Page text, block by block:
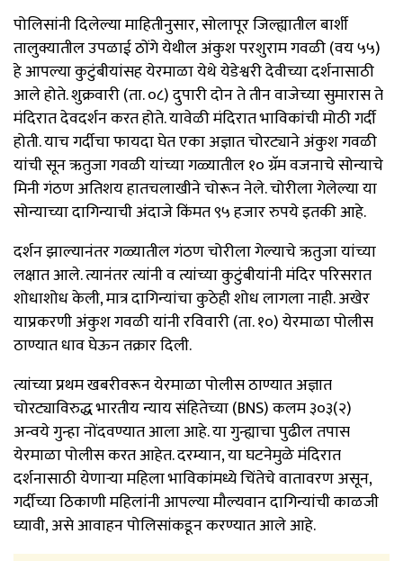
पोलिसांनी दिलेल्या माहितीनुसार, सोलापूर जिल्ह्यातील बार्शी
तालुक्यातील उपळाई ठोंगे येथील अंकुश परशुराम गवळी (वय ५५)
हे आपल्या कुटुंबीयांसह येरमाळा येथे येडेश्वरी देवीच्या दर्शनासाठी
आले होते. शुक्रवारी (ता. ०८) दुपारी दोन ते तीन वाजेच्या सुमारास ते
मंदिरात देवदर्शन करत होते. यावेळी मंदिरात भाविकांची मोठी गर्दी
होती. याच गर्दीचा फायदा घेत एका अज्ञात चोरट्याने अंकुश गवळी
यांची सून ऋतुजा गवळी यांच्या गळ्यातील १० ग्रॅम वजनाचे सोन्याचे
मिनी गंठण अतिशय हातचलाखीने चोरून नेले. चोरीला गेलेल्या या
सोन्याच्या दागिन्याची अंदाजे किंमत ९५ हजार रुपये इतकी आहे.
दर्शन झाल्यानंतर गळ्यातील गंठण चोरीला गेल्याचे ऋतुजा यांच्या
लक्षात आले. त्यानंतर त्यांनी व त्यांच्या कुटुंबीयांनी मंदिर परिसरात
शोधाशोध केली, मात्र दागिन्यांचा कुठेही शोध लागला नाही. अखेर
याप्रकरणी अंकुश गवळी यांनी रविवारी (ता. १०) येरमाळा पोलीस
ठाण्यात धाव घेऊन तक्रार दिली.
त्यांच्या प्रथम खबरीवरून येरमाळा पोलीस ठाण्यात अज्ञात
चोरट्याविरुद्ध भारतीय न्याय संहितेच्या (BNS) कलम ३०३(२)
अन्वये गुन्हा नोंदवण्यात आला आहे. या गुन्ह्याचा पुढील तपास
येरमाळा पोलीस करत आहेत. दरम्यान, या घटनेमुळे मंदिरात
दर्शनासाठी येणाऱ्या महिला भाविकांमध्ये चिंतेचे वातावरण असून,
गर्दीच्या ठिकाणी महिलांनी आपल्या मौल्यवान दागिन्यांची काळजी
घ्यावी, असे आवाहन पोलिसांकडून करण्यात आले आहे.